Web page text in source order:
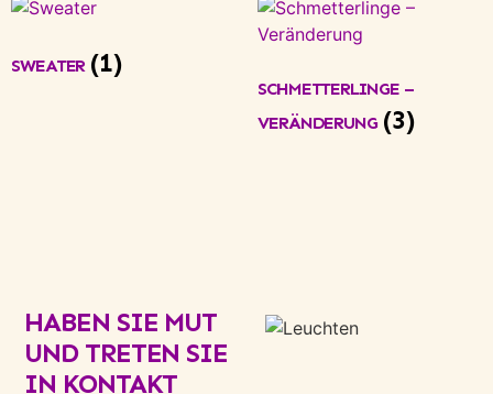
SWEATER (1)
SCHMETTERLINGE –
VERÄNDERUNG (3)
HABEN SIE MUT
UND TRETEN SIE
IN KONTAKT